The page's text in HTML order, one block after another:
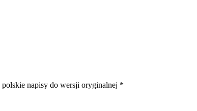
polskie napisy do wersji oryginalnej *